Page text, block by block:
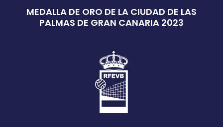
MEDALLA DE ORO DE LA CIUDAD DE LAS
PALMAS DE GRAN CANARIA 2023